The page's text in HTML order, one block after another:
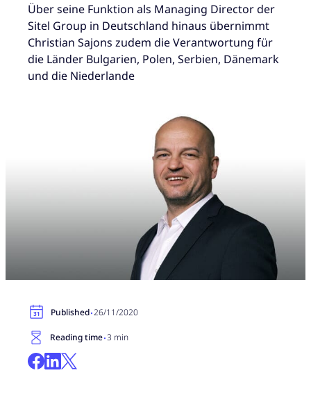
Über seine Funktion als Managing Director der
Sitel Group in Deutschland hinaus übernimmt
Christian Sajons zudem die Verantwortung für
die Länder Bulgarien, Polen, Serbien, Dänemark
und die Niederlande
Published·26/11/2020
Reading time·3 min